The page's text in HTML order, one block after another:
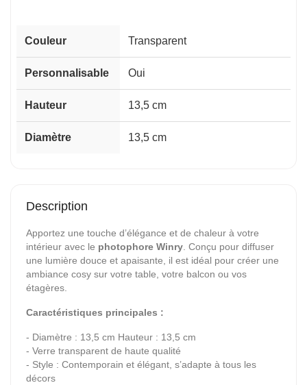
Couleur Transparent
Personnalisable Oui
Hauteur 13,5 cm
Diamètre 13,5 cm
Description
Apportez une touche d’élégance et de chaleur à votre
intérieur avec le photophore Winry . Conçu pour diffuser
une lumière douce et apaisante, il est idéal pour créer une
ambiance cosy sur votre table, votre balcon ou vos
étagères.
Caractéristiques principales :
- Diamètre : 13,5 cm Hauteur : 13,5 cm
- Verre transparent de haute qualité
- Style : Contemporain et élégant, s’adapte à tous les
décors